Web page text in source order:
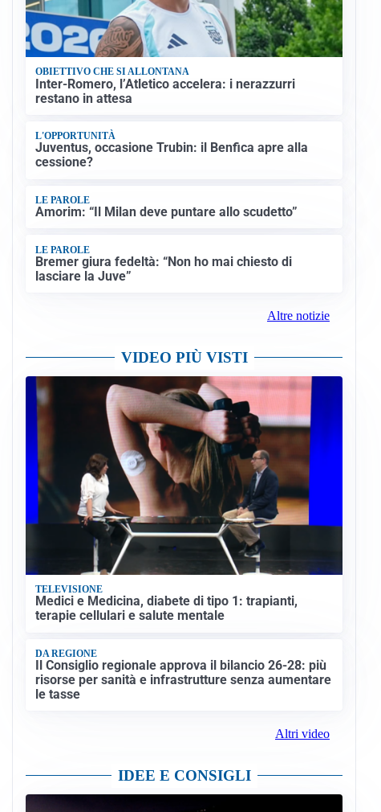
OBIETTIVO CHE SI ALLONTANA
Inter-Romero, l’Atletico accelera: i nerazzurri
restano in attesa
L'OPPORTUNITÀ
Juventus, occasione Trubin: il Benfica apre alla
cessione?
LE PAROLE
Amorim: “Il Milan deve puntare allo scudetto”
LE PAROLE
Bremer giura fedeltà: “Non ho mai chiesto di
lasciare la Juve”
Altre notizie
VIDEO PIÙ VISTI
TELEVISIONE
Medici e Medicina, diabete di tipo 1: trapianti,
terapie cellulari e salute mentale
DA REGIONE
Il Consiglio regionale approva il bilancio 26-28: più
risorse per sanità e infrastrutture senza aumentare
le tasse
Altri video
IDEE E CONSIGLI